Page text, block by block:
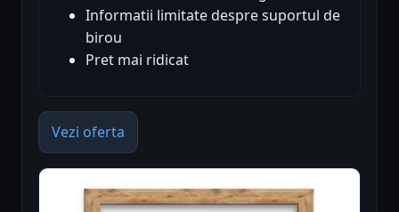
Informatii limitate despre suportul de
birou
Pret mai ridicat
Vezi oferta